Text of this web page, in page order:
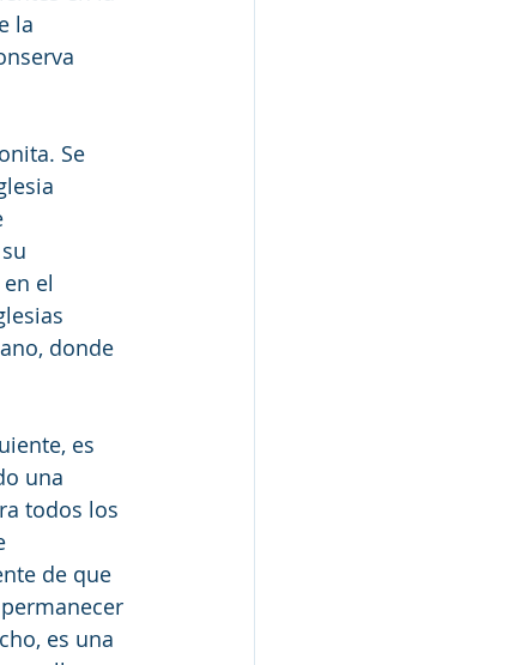
la
Se
el
donde
es
una
todos los
de que
es una